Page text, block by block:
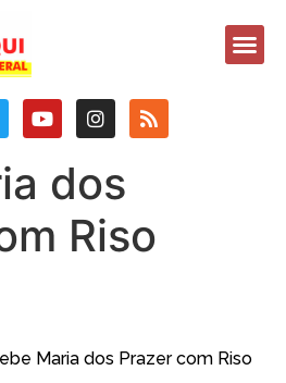
dos
Riso
Maria dos Prazer com Riso